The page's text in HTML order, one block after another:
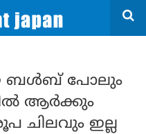
ബൾബ് പോലും
ആർക്കും
ചിലവും ഇല്ല